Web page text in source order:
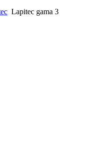
Lapitec gama 3